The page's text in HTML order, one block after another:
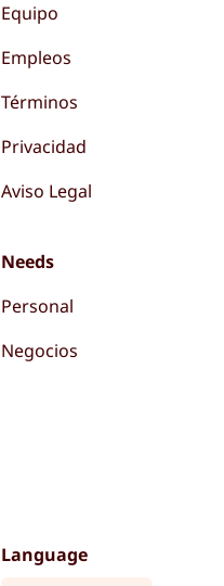
Equipo
Empleos
Términos
Privacidad
Aviso Legal
Needs
Personal
Negocios
Language